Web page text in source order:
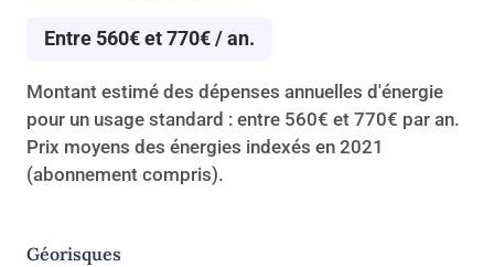
Entre 560€ et 770€ / an.
Montant estimé des dépenses annuelles d'énergie
pour un usage standard : entre 560€ et 770€ par an.
Prix moyens des énergies indexés en 2021
(abonnement compris).
Géorisques